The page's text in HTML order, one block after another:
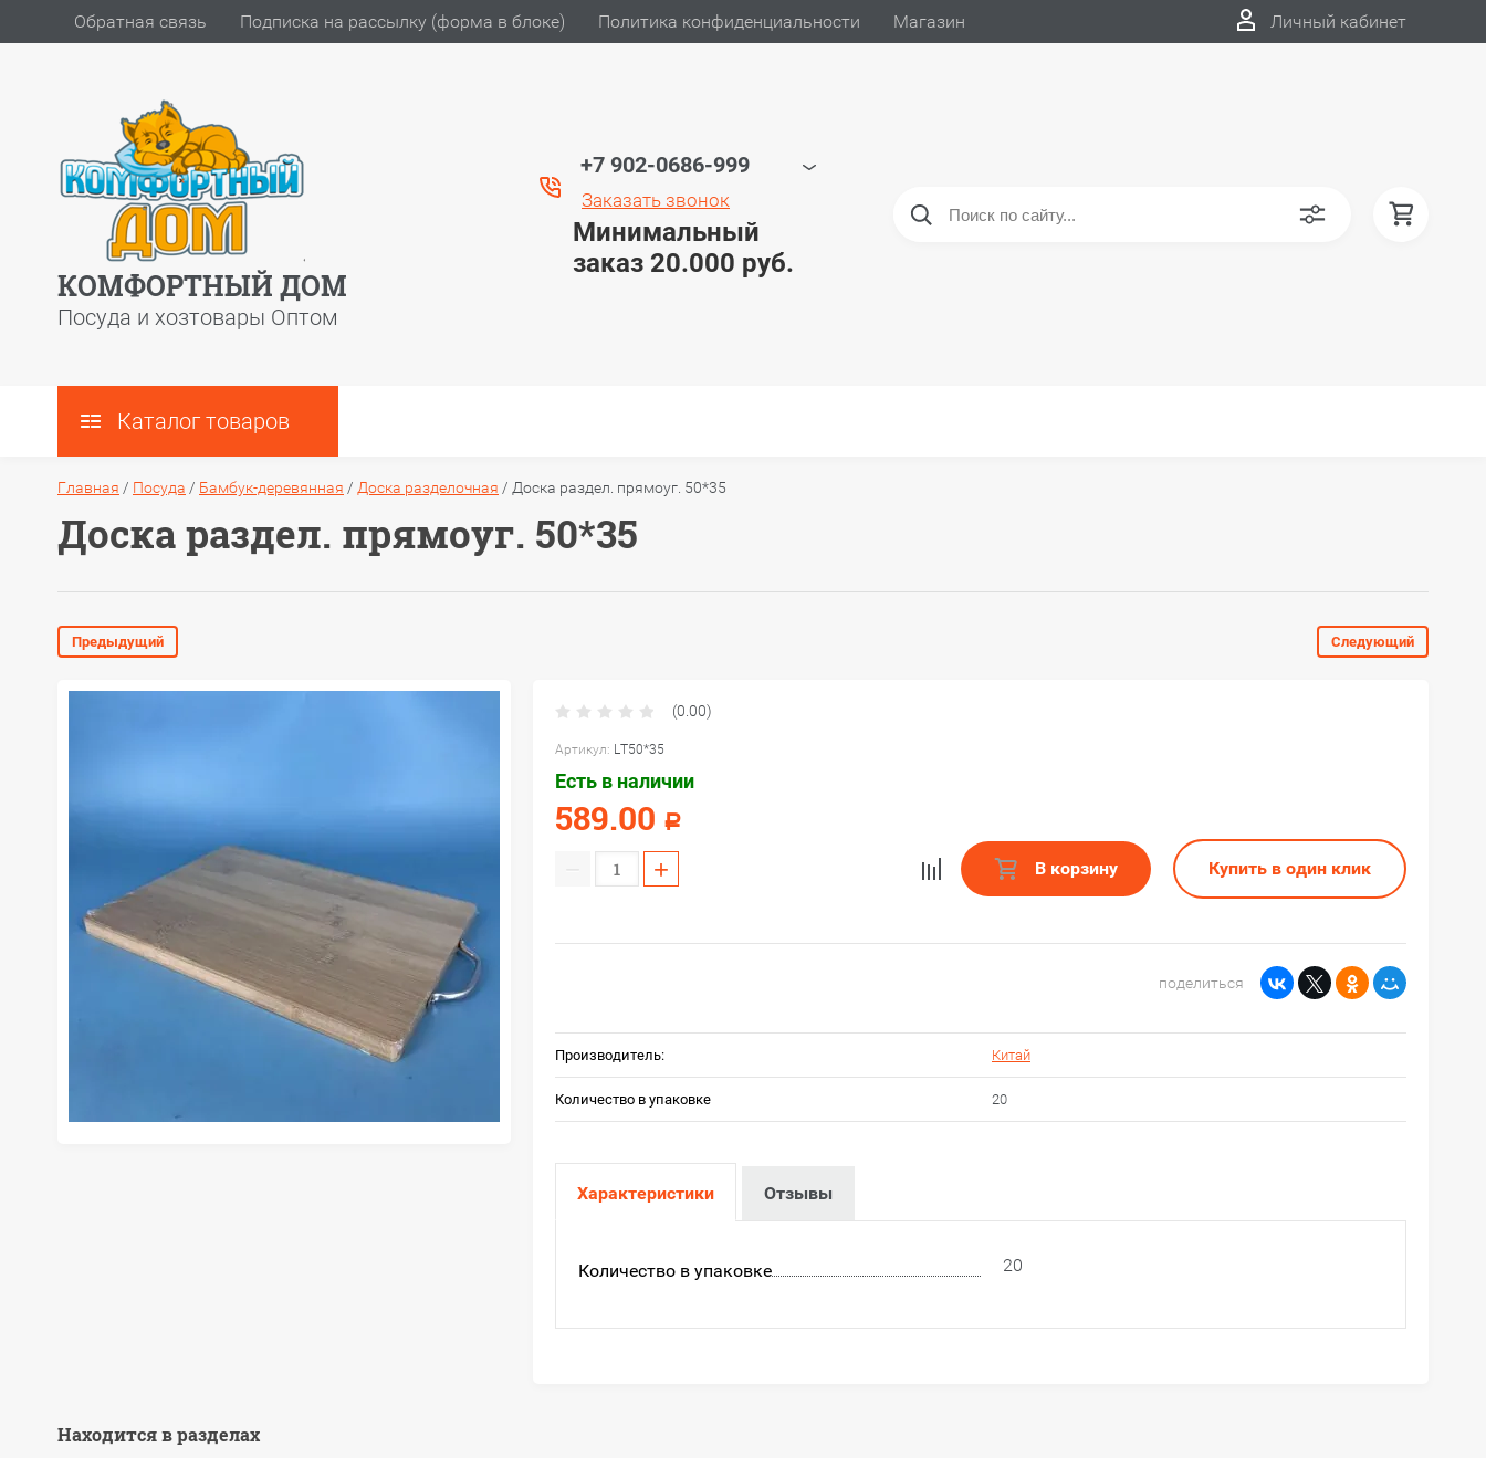
Обратная связь Подписка на рассылку (форма в блоке) Политика конфиденциальности Магазин Личный кабинет
КОМФОРТНЫЙ ДОМ
Посуда и хозтовары Оптом
+7 902-0686-999
Заказать звонок
Минимальный
заказ 20.000 руб.
Каталог товаров
Главная / Посуда / Бамбук-деревянная / Доска разделочная / Доска раздел. прямоуг. 50*35
Доска раздел. прямоуг. 50*35
Предыдущий Следующий
(0.00)
Артикул: LT50*35
Есть в наличии
589.00 Р
+ В корзину Купить в один клик
поделиться
Производитель: Китай
Количество в упаковке 20
Характеристики Отзывы
Количество в упаковке 20
Находится в разделах